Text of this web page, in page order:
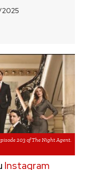
203 of The Night Agent.
Instagram